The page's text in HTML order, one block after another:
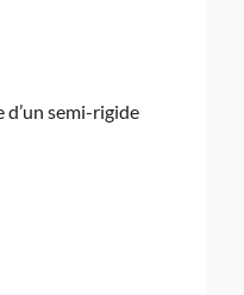
d’un semi-rigide